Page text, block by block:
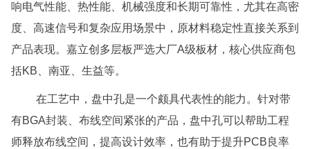
响电气性能、热性能、机械强度和长期可靠性，尤其在高密
度、高速信号和复杂应用场景中，原材料稳定性直接关系到
产品表现。嘉立创多层板严选大厂A级板材，核心供应商包
括KB、南亚、生益等。
在工艺中，盘中孔是一个颇具代表性的能力。针对带
有BGA封装、布线空间紧张的产品，盘中孔可以帮助工程
师释放布线空间，提高设计效率，也有助于提升PCB良率